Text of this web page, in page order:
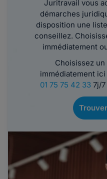
Juritravail vous
démarches
disposition une
conseillez.
immédiatement
Choisissez
immédiatement
01 75 75 42 337j/7